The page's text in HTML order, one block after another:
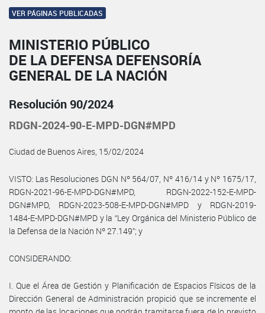
VER PÁGINAS PUBLICADAS
MINISTERIO PÚBLICO
DE LA DEFENSA DEFENSORÍA
GENERAL DE LA NACIÓN
Resolución 90/2024
RDGN-2024-90-E-MPD-DGN#MPD
Ciudad de Buenos Aires, 15/02/2024
VISTO: Las Resoluciones DGN Nº 564/07, Nº 416/14 y Nº 1675/17,
RDGN-2021-96-E-MPD-DGN#MPD, RDGN-2022-152-E-MPD-
DGN#MPD, RDGN-2023-508-E-MPD-DGN#MPD y RDGN-2019-
1484-E-MPD-DGN#MPD y la “Ley Orgánica del Ministerio Público de
la Defensa de la Nación Nº 27.149”; y
CONSIDERANDO:
I. Que el Área de Gestión y Planificación de Espacios Físicos de la
Dirección General de Administración propició que se incremente el